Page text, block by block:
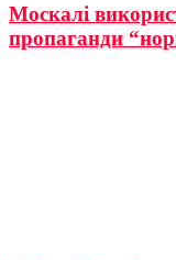
Москалі
пропаганди